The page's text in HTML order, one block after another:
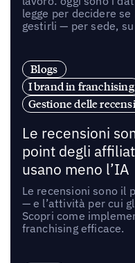
legge per decidere
gestirli — per sede,
Blogs
I brand in franchising
Gestione delle
Le recensioni
point degli
usano meno l’IA
Le recensioni sono il
— e l’attività per cui
Scopri come
franchising efficace.